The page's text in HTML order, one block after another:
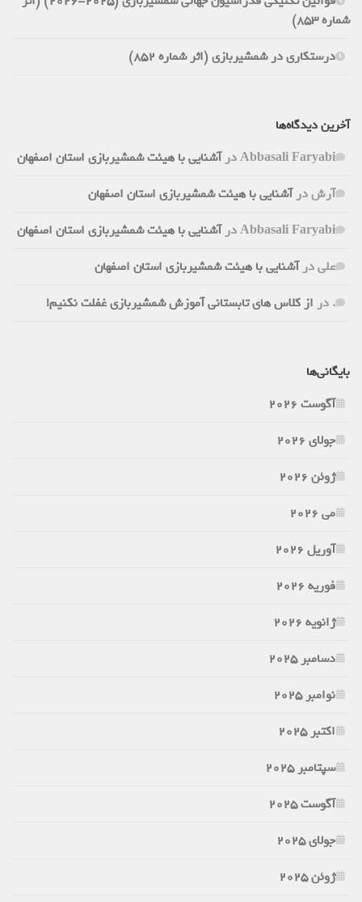
شماره 853)
درستکاری در شمشیربازی (اثر شماره 852)
آخرین دیدگاه‌ها
Abbasali Faryabiدرآشنایی با هیئت شمشیربازی استان اصفهان
آرشدرآشنایی با هیئت شمشیربازی استان اصفهان
Abbasali Faryabiدرآشنایی با هیئت شمشیربازی استان اصفهان
علیدرآشنایی با هیئت شمشیربازی استان اصفهان
. در از کلاس های تابستانی آموزش شمشیربازی غفلت نکنیم!
بایگانی‌ها
آگوست 2026
جولای 2026
ژوئن 2026
می 2026
آوریل 2026
فوریه 2026
ژانویه 2026
دسامبر 2025
نوامبر 2025
اکتبر 2025
سپتامبر 2025
آگوست 2025
جولای 2025
ژوئن 2025